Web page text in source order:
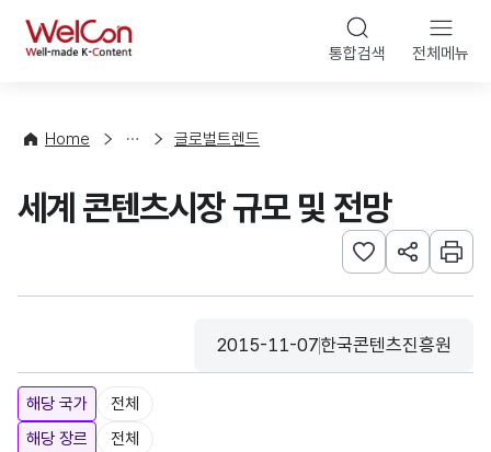
WelCon 통합검색 전체메뉴
Home
향
계
글로벌트렌드
세계 콘텐츠시장 규모 및 전망
관심사 등록하기
URL 공유하
인쇄
등록일
2015-11-07
수집기관
한국콘텐츠진흥원
해당 국가
전체
해당 장르
전체